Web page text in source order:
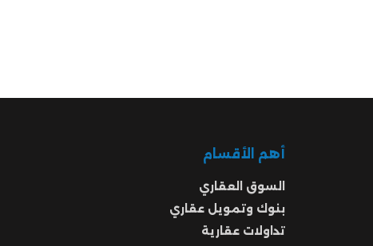
أهم الأقسام
السوق العقاري
بنوك وتمويل عقاري
تداولات عقارية